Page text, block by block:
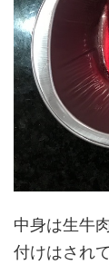
中身は生牛
付けはされ